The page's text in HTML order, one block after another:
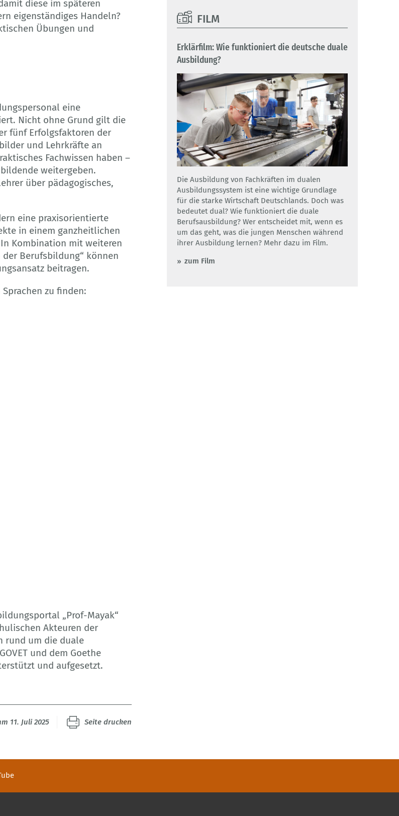
diese im späteren
eigenständiges Handeln?
Übungen und
eine
Nicht ohne Grund gilt die
fünf Erfolgsfaktoren der
und Lehrkräfte an
Fachwissen haben –
weitergeben.
über pädagogisches,
eine praxisorientierte
in einem ganzheitlichen
Kombination mit weiteren
Berufsbildung“ können
beitragen.
zu finden:
„Prof-Mayak“
Akteuren der
rund um die duale
und dem Goethe
und aufgesetzt.
FILM
Erklärfilm: Wie funktioniert die deutsche duale
Ausbildung?
Die Ausbildung von Fachkräften im dualen
Ausbildungssystem ist eine wichtige Grundlage
für die starke Wirtschaft Deutschlands. Doch was
bedeutet dual? Wie funktioniert die duale
Berufsausbildung? Wer entscheidet mit, wenn es
um das geht, was die jungen Menschen während
ihrer Ausbildung lernen? Mehr dazu im Film.
zum Film
11. Juli 2025 Seite drucken